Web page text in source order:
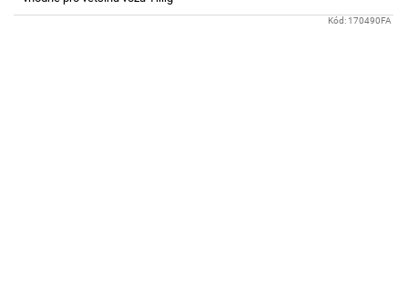
Kód: 170490FA